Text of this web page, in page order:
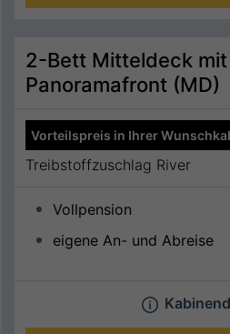
2-Bett Mitteldeck
Panoramafront (MD)
Vorteilspreis in Ihrer
Treibstoffzuschlag River
Vollpension
eigene An- und Abreise